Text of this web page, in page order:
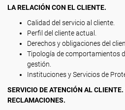
LA RELACIÓN CON EL CLIENTE.
Calidad del servicio al cliente.
Perfil del cliente actual.
Derechos y obligaciones del
Tipología de comportamientos
gestión.
Instituciones y Servicios de
SERVICIO DE ATENCIÓN AL
RECLAMACIONES.